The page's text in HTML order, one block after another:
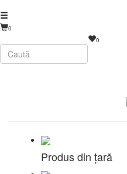
0
0
Produs din țară